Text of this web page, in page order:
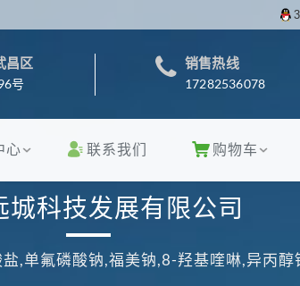
昌区
号
销售热线
17282536078
心 联系我们 购物车
城科技发展有限公司
,单氟磷酸钠,福美钠,8-羟基喹啉,异丙醇